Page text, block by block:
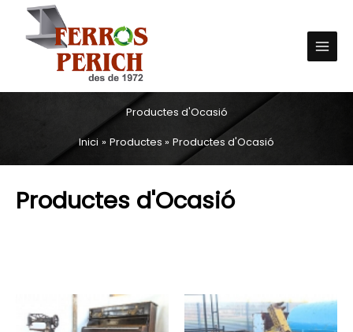
contingut
Menu
Productes d'Ocasió
Inici Productes Productes d'Ocasió
Productes d'Ocasió